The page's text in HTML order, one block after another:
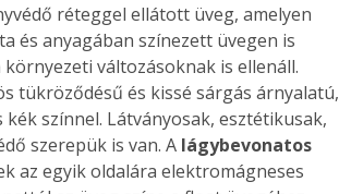
réteggel ellátott üveg, amelyen
és anyagában színezett üvegen is
változásoknak is ellenáll.
tükröződésű és kissé sárgás árnyalatú,
színnel. Látványosak, esztétikusak,
szerepük is van. A lágybevonatos
az egyik oldalára elektromágneses